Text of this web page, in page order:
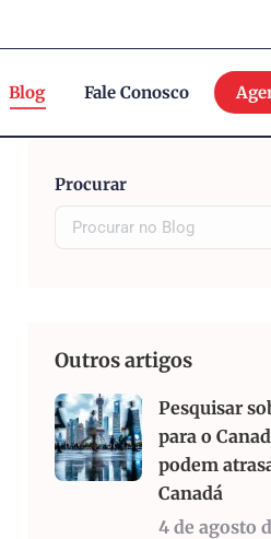
Blog Fale Conosco
Procurar
Outros artigos
Pesquisar
para o
podem
Canadá
4 de agosto